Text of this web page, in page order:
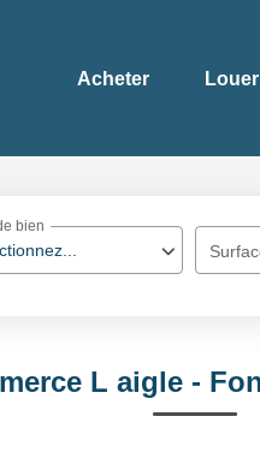
Acheter Louer
bien
L aigle -